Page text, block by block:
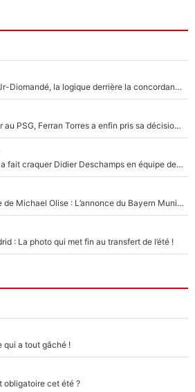
Mercato Analyse : Vincius Jr-Diomandé, la logique derrière la concordance des temps
Rester à Barcelone ou partir au PSG, Ferran Torres a enfin pris sa décision : La course contre la montre est lancée !
Le jour où Zinedine Zidane a fait craquer Didier Deschamps en équipe de France : «Je m’en suis voulu», l’ancien sélectionneur a regretté son geste !
Scandale dans la vie privée de Michael Olise : L’annonce du Bayern Munich sur son enfant caché
: La photo qui met fin au transfert de l’été !
qui a tout gâché !
obligatoire cet été ?